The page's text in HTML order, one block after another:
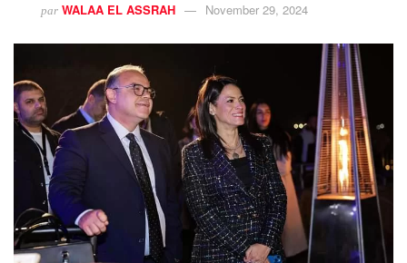
par WALAA EL ASSRAH November 29, 2024